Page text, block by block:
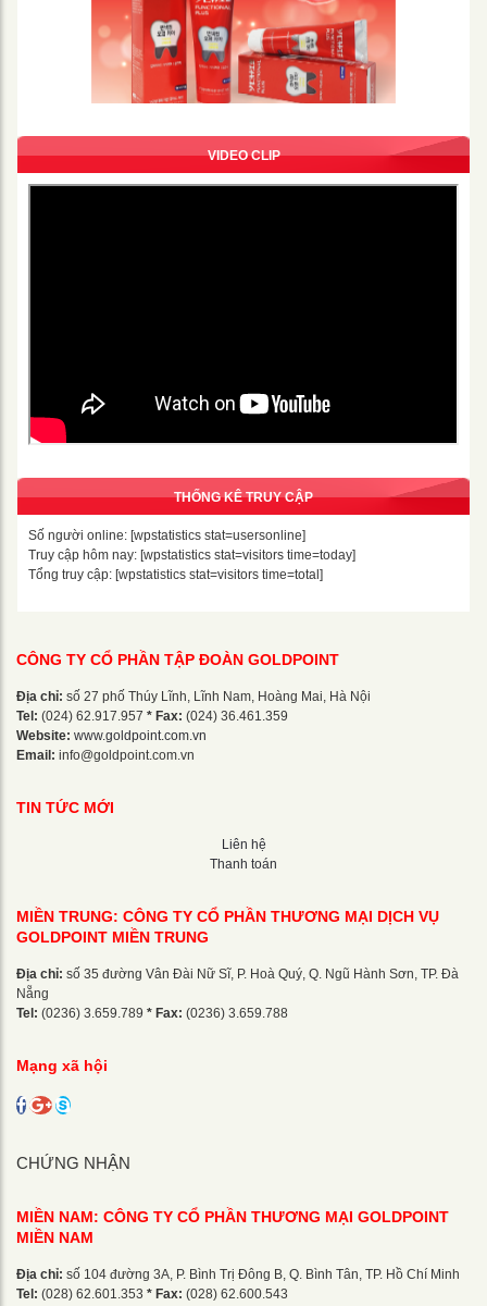
VIDEO CLIP
THỐNG KÊ TRUY CẬP
Số người online: [wpstatistics stat=usersonline]
Truy cập hôm nay: [wpstatistics stat=visitors time=today]
Tổng truy cập: [wpstatistics stat=visitors time=total]
CÔNG TY CỔ PHẦN TẬP ĐOÀN GOLDPOINT
Địa chỉ: số 27 phố Thúy Lĩnh, Lĩnh Nam, Hoàng Mai, Hà Nội
Tel: (024) 62.917.957 * Fax: (024) 36.461.359
Website: www.goldpoint.com.vn
Email: info@goldpoint.com.vn
TIN TỨC MỚI
Liên hệ
Thanh toán
MIỀN TRUNG: CÔNG TY CỔ PHẦN THƯƠNG MẠI DỊCH VỤ
GOLDPOINT MIỀN TRUNG
Địa chỉ: số 35 đường Vân Đài Nữ Sĩ, P. Hoà Quý, Q. Ngũ Hành Sơn, TP. Đà
Nẵng
Tel: (0236) 3.659.789 * Fax: (0236) 3.659.788
Mạng xã hội
CHỨNG NHẬN
MIỀN NAM: CÔNG TY CỔ PHẦN THƯƠNG MẠI GOLDPOINT
MIỀN NAM
Địa chỉ: số 104 đường 3A, P. Bình Trị Đông B, Q. Bình Tân, TP. Hồ Chí Minh
Tel: (028) 62.601.353 * Fax: (028) 62.600.543